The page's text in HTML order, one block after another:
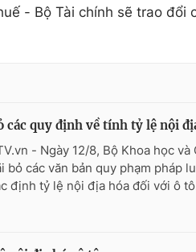
- Bộ Tài chính sẽ trao đổi
các quy định về tính tỷ lệ nội
- Ngày 12/8, Bộ Khoa học
bỏ các văn bản quy phạm pháp
định tỷ lệ nội địa hóa đối với ô